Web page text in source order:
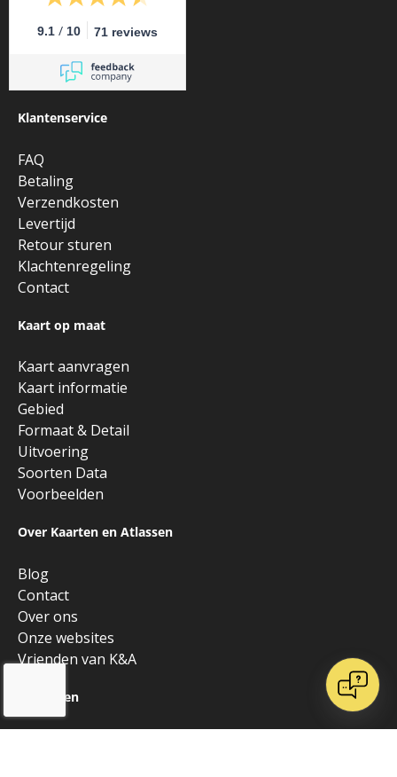
9.1 / 10 71 reviews
Klantenservice
FAQ
Betaling
Verzendkosten
Levertijd
Retour sturen
Klachtenregeling
Contact
Kaart op maat
Kaart aanvragen
Kaart informatie
Gebied
Formaat & Detail
Uitvoering
Soorten Data
Voorbeelden
Over Kaarten en Atlassen
Blog
Contact
Over ons
Onze websites
Vrienden van K&A
Algemeen